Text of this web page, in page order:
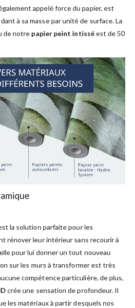
appelé force du papier, est
à sa masse par unité de surface. La
de notre papier peint intisséest de 50
la solution parfaite pour les
rénover leur intérieur sans recourir à
pour lui donner un tout nouveau
sur les murs à transformer est très
compétence particulière, de plus,
crée une sensation de profondeur. Il
les matériaux à partir desquels nos